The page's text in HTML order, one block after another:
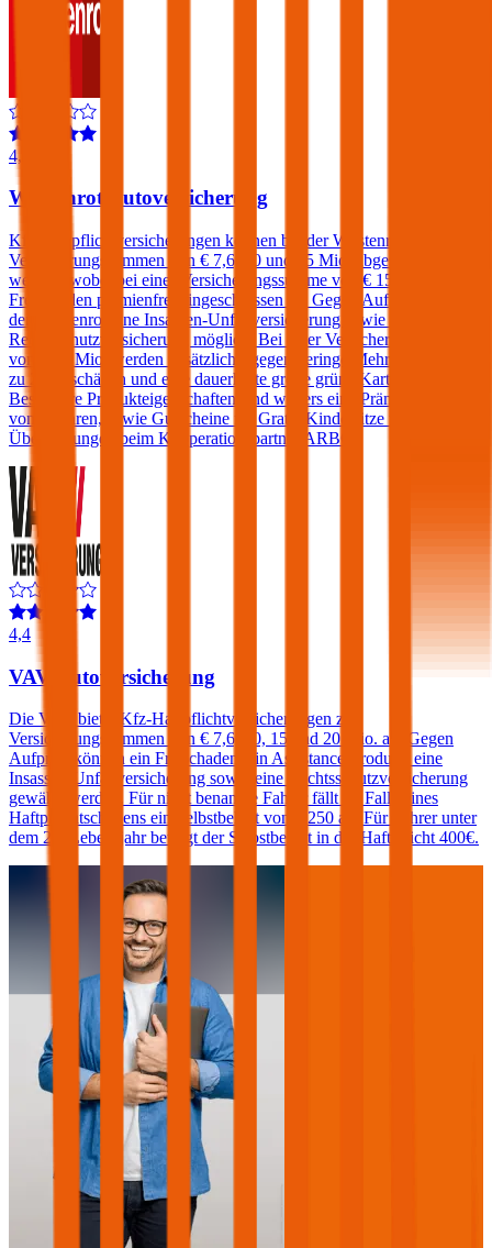
4,4
Wüstenrot Autoversicherung
Kfz-Haftpflichtversicherungen können bei der Wüstenrot zu
Versicherungssummen von € 7,6, 10 und 15 Mio. abgeschlossen
werden, wobei bei einer Versicherungssumme von € 15 Mio. ein
Freischaden prämienfrei eingeschlossen ist. Gegen Aufpreis sind bei
der Wüstenrot eine Insassen-Unfallversicherung sowie eine Kfz-
Rechtsschutzversicherung möglich. Bei einer Versicherungssumme
von € 15 Mio. werden zusätzlich - gegen geringe Mehrkosten - bis
zu 2 Freischäden und eine dauerhafte große grüne Karte angeboten.
Besondere Produkteigenschaften sind weiters eine Prämiengarantie
von 3 Jahren, sowie Gutscheine für Gratis-Kindersitze und Pickerl-
Überprüfungen beim Kooperationspartner ARBÖ.
4,4
VAV Autoversicherung
Die VAV bietet Kfz-Haftpflichtversicherungen zu
Versicherungssummen von € 7,6, 10, 15 und 20 Mio. an. Gegen
Aufpreis können ein Freischaden, ein Assistance-Produkt, eine
Insassen-Unfallversicherung sowie eine Rechtsschutzversicherung
gewählt werden. Für nicht benannte Fahrer fällt im Falle eines
Haftpflichtschadens ein Selbstbehalt von € 250 an. Für Fahrer unter
dem 23. Lebensjahr beträgt der Selbstbehalt in der Haftpflicht 400€.